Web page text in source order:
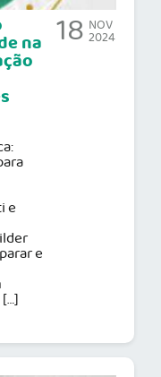
na
e
e
18 NOV
2024